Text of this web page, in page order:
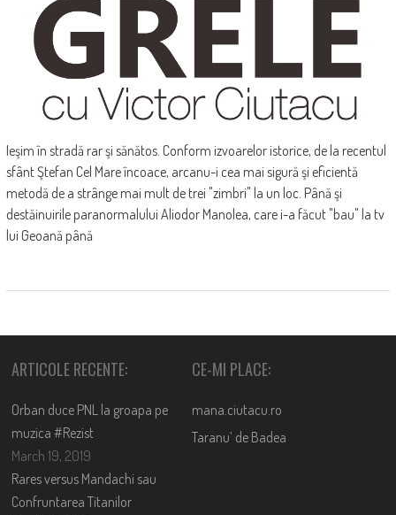
Ieşim în stradă rar şi sănătos. Conform izvoarelor istorice, de la recentul
sfânt Ştefan Cel Mare încoace, arcanu-i cea mai sigură şi eficientă
metodă de a strânge mai mult de trei "zimbri" la un loc. Până şi
destăinuirile paranormalului Aliodor Manolea, care i-a făcut "bau" la tv
lui Geoană până
ARTICOLE RECENTE:
Orban duce PNL la groapa pe
muzica #Rezist
March 19, 2019
Rares versus Mandachi sau
Confruntarea Titanilor
CE-MI PLACE:
mana.ciutacu.ro
Taranu’ de Badea